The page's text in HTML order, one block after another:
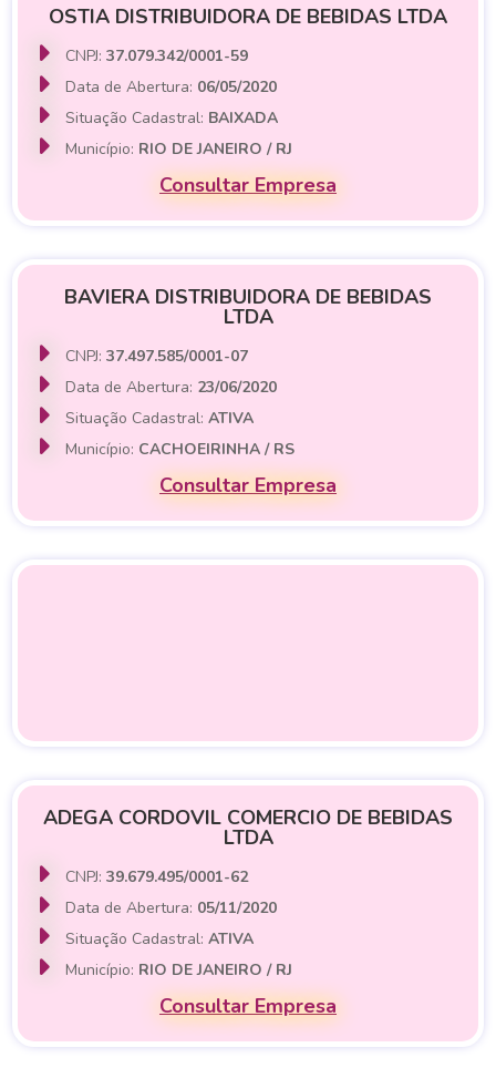
OSTIA DISTRIBUIDORA DE BEBIDAS LTDA
CNPJ:37.079.342/0001-59
Data de Abertura: 06/05/2020
Situação Cadastral: BAIXADA
Município: RIO DE JANEIRO / RJ
Consultar Empresa
BAVIERA DISTRIBUIDORA DE BEBIDAS
LTDA
CNPJ:37.497.585/0001-07
Data de Abertura: 23/06/2020
Situação Cadastral:ATIVA
Município: CACHOEIRINHA / RS
Consultar Empresa
ADEGA CORDOVIL COMERCIO DE BEBIDAS
LTDA
CNPJ:39.679.495/0001-62
Data de Abertura: 05/11/2020
Situação Cadastral:ATIVA
Município: RIO DE JANEIRO / RJ
Consultar Empresa